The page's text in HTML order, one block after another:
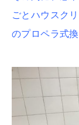
ごとハウスク
のプロペラ式